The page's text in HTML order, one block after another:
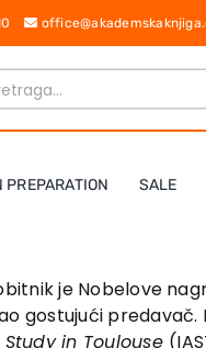
PREPARATION SALE
je Nobelove
gostujući predavač.
in Toulouse